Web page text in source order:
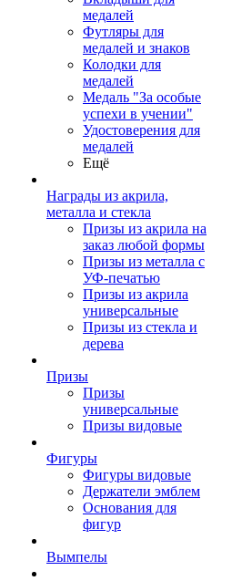
медалей
Футляры для
медалей и знаков
Колодки для
медалей
Медаль "За особые
успехи в учении"
Удостоверения для
медалей
Ещё
Награды из акрила,
металла и стекла
Призы из акрила на
заказ любой формы
Призы из металла с
УФ-печатью
Призы из акрила
универсальные
Призы из стекла и
дерева
Призы
Призы
универсальные
Призы видовые
Фигуры
Фигуры видовые
Держатели эмблем
Основания для
фигур
Вымпелы